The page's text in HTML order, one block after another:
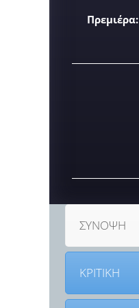
Πρεμιέρα:
ΣΥΝΟΨΗ
ΚΡΙΤΙΚΗ